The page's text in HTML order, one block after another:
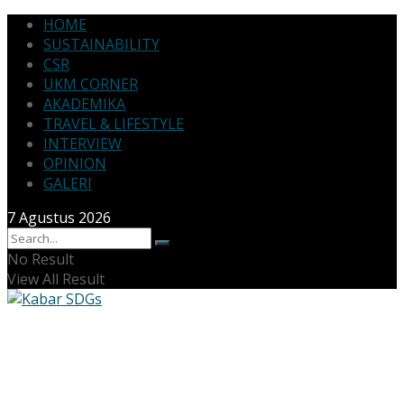
HOME
SUSTAINABILITY
CSR
UKM CORNER
AKADEMIKA
TRAVEL & LIFESTYLE
INTERVIEW
OPINION
GALERI
7 Agustus 2026
No Result
View All Result